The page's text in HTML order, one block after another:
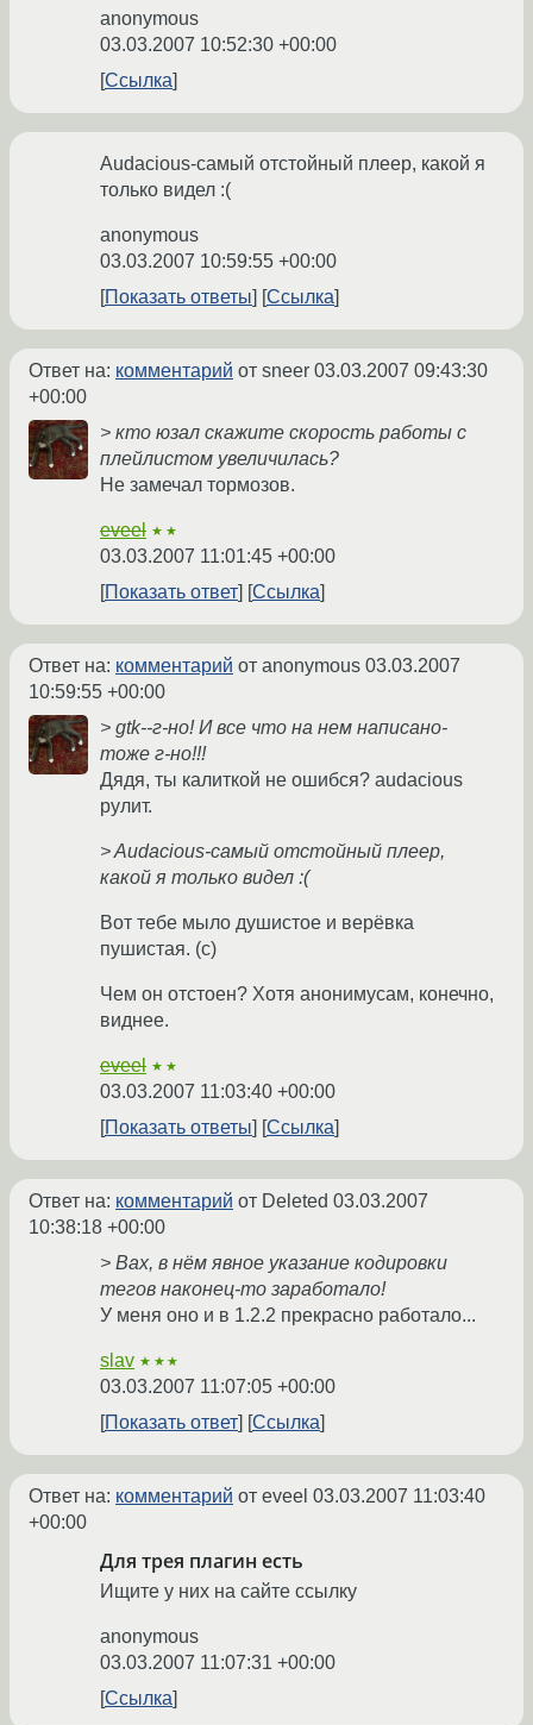
anonymous
03.03.2007 10:52:30 +00:00
Ссылка
Audacious-самый отстойный плеер, какой я
только видел :(
anonymous
03.03.2007 10:59:55 +00:00
Показать ответы
Ссылка
Ответ на: комментарий от sneer 03.03.2007 09:43:30
+00:00
> кто юзал скажите скорость работы с
плейлистом увеличилась?
Не замечал тормозов.
eveel ★★
03.03.2007 11:01:45 +00:00
Показать ответ
Ссылка
Ответ на: комментарий от anonymous 03.03.2007
10:59:55 +00:00
> gtk--г-но! И все что на нем написано-
тоже г-но!!!
Дядя, ты калиткой не ошибся? audacious
рулит.
> Audacious-самый отстойный плеер,
какой я только видел :(
Вот тебе мыло душистое и верёвка
пушистая. (c)
Чем он отстоен? Хотя анонимусам, конечно,
виднее.
eveel ★★
03.03.2007 11:03:40 +00:00
Показать ответы
Ссылка
Ответ на: комментарий от Deleted 03.03.2007
10:38:18 +00:00
> Вах, в нём явное указание кодировки
тегов наконец-то заработало!
У меня оно и в 1.2.2 прекрасно работало...
slav ★★★
03.03.2007 11:07:05 +00:00
Показать ответ
Ссылка
Ответ на: комментарий от eveel 03.03.2007 11:03:40
+00:00
Для трея плагин есть
Ищите у них на сайте ссылку
anonymous
03.03.2007 11:07:31 +00:00
Ссылка